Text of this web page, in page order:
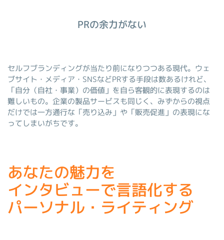
PRの余力がない
セルフブランディングが当たり前になりつつある現代。ウェ
ブサイト・メディア・SNSなどPRする手段は数あるけれど、
「自分（自社・事業）の価値」を自ら客観的に表現するのは
難しいもの。企業の製品サービスも同じく、みずからの視点
だけでは一方通行な「売り込み」や「販売促進」の表現にな
ってしまいがちです。
あなたの魅力を
インタビューで言語化する
パーソナル・ライティング